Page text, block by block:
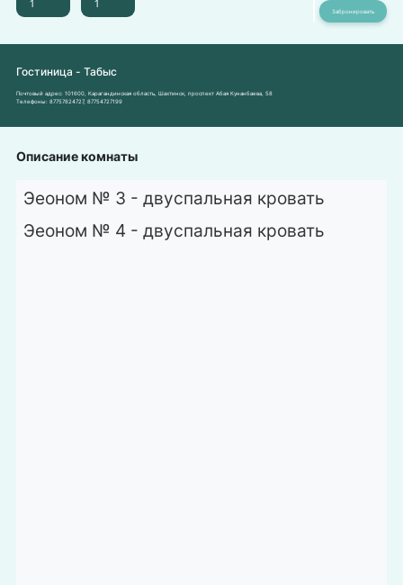
Гостиница - Табыс
Почтовый адрес: 101600, Карагандинская область, Шахтинск, проспект Абая Кунанбаева, 58
Телефоны: 87757824727, 87754727199
Описание комнаты